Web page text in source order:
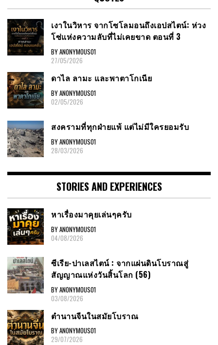
เงาในวิหาร จากโซโลมอนถึงเอปสไตน์: ห่วง
โซ่แห่งความลับที่ไม่เคยขาด ตอนที่ 3
BY ANONYMOUS01
27/05/2026
ดาไล ลามะ และพาตาโกเนีย
BY ANONYMOUS01
02/05/2026
สงครามที่ทุกฝ่ายแพ้ แต่ไม่มีใครยอมรับ
BY ANONYMOUS01
28/03/2026
STORIES AND EXPERIENCES
หาเรื่องมาคุยเล่นๆครับ
BY ANONYMOUS01
04/08/2026
ซีเรีย-ปาเลสไตน์ : จากแผ่นดินโบราณสู่
สัญญาณแห่งวันสิ้นโลก (56)
BY ANONYMOUS01
03/08/2026
ตำนานจีนในสมัยโบราณ
BY ANONYMOUS01
29/07/2026